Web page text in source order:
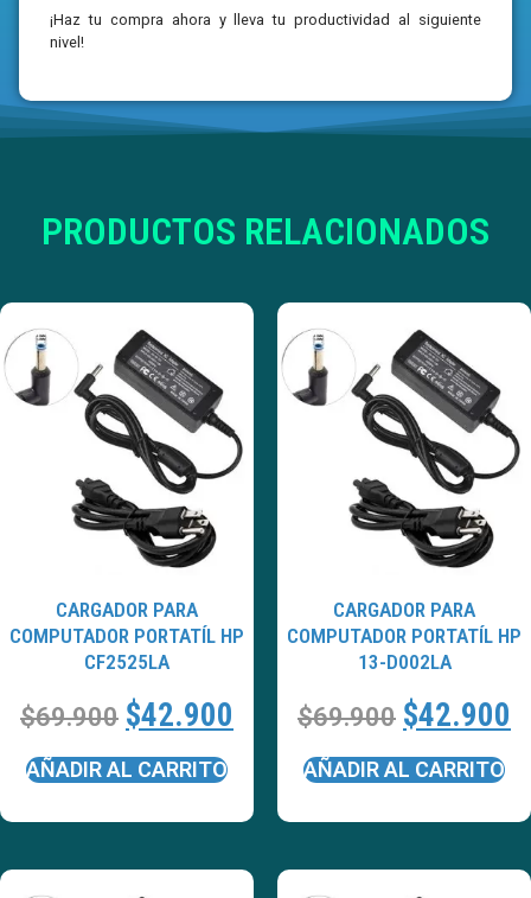
¡Haz tu compra ahora y lleva tu productividad al siguiente
nivel!
PRODUCTOS RELACIONADOS
CARGADOR PARA
COMPUTADOR PORTATÍL HP
CF2525LA
$69.900 $42.900
AÑADIR AL CARRITO
CARGADOR PARA
COMPUTADOR PORTATÍL HP
13-D002LA
$69.900 $42.900
AÑADIR AL CARRITO